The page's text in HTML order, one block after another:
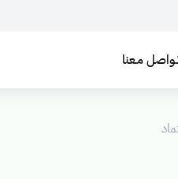
مـعنا